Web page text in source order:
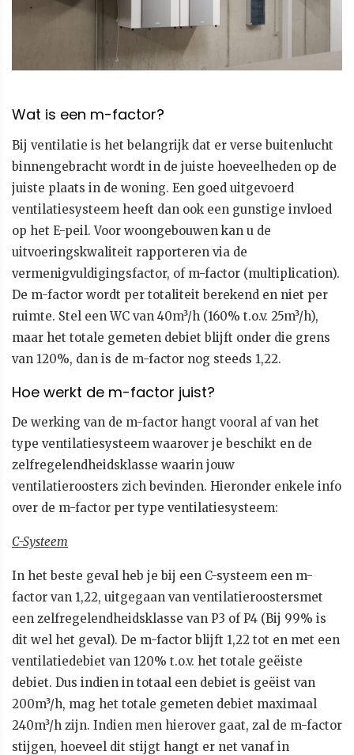
Wat is een m-factor?
Bij ventilatie is het belangrijk dat er verse buitenlucht
binnengebracht wordt in de juiste hoeveelheden op de
juiste plaats in de woning. Een goed uitgevoerd
ventilatiesysteem heeft dan ook een gunstige invloed
op het E-peil. Voor woongebouwen kan u de
uitvoeringskwaliteit rapporteren via de
vermenigvuldigingsfactor, of m-factor (multiplication).
De m-factor wordt per totaliteit berekend en niet per
ruimte. Stel een WC van 40m³/h (160% t.o.v. 25m³/h),
maar het totale gemeten debiet blijft onder die grens
van 120%, dan is de m-factor nog steeds 1,22.
Hoe werkt de m-factor juist?
De werking van de m-factor hangt vooral af van het
type ventilatiesysteem waarover je beschikt en de
zelfregelendheidsklasse waarin jouw
ventilatieroosters zich bevinden. Hieronder enkele info
over de m-factor per type ventilatiesysteem:
C-Systeem
In het beste geval heb je bij een C-systeem een m-
factor van 1,22, uitgegaan van ventilatieroostersmet
een zelfregelendheidsklasse van P3 of P4 (Bij 99% is
dit wel het geval). De m-factor blijft 1,22 tot en met een
ventilatiedebiet van 120% t.o.v. het totale geëiste
debiet. Dus indien in totaal een debiet is geëist van
200m³/h, mag het totale gemeten debiet maximaal
240m³/h zijn. Indien men hierover gaat, zal de m-factor
stijgen, hoeveel dit stijgt hangt er net vanaf in